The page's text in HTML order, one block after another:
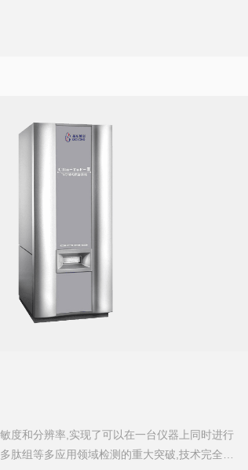
度和分辨率,实现了可以在一台仪器上同时进行
肽组等多应用领域检测的重大突破,技术完全达